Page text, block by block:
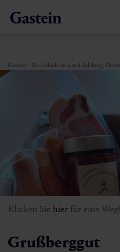
Gastein - Ihr Urlaub im Land Salzburg,
Klicken Sie hier für eine
Grußberggut